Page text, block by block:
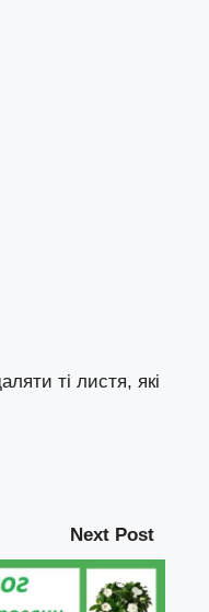
ті листя, які
Next Post